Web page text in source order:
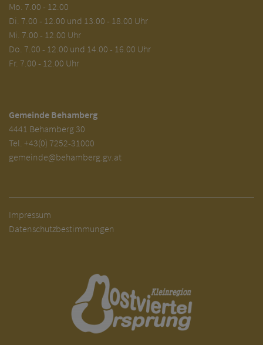
Mo. 7.00 - 12.00
Di. 7.00 - 12.00 und 13.00 - 18.00 Uhr
Mi. 7.00 - 12.00 Uhr
Do. 7.00 - 12.00 und 14.00 - 16.00 Uhr
Fr. 7.00 - 12.00 Uhr
Gemeinde Behamberg
4441 Behamberg 30
Tel. +43(0) 7252-31000
gemeinde@behamberg.gv.at
Impressum
Datenschutzbestimmungen